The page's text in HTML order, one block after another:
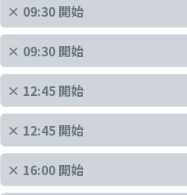
× 09:30 開始
× 09:30 開始
× 12:45 開始
× 12:45 開始
× 16:00 開始